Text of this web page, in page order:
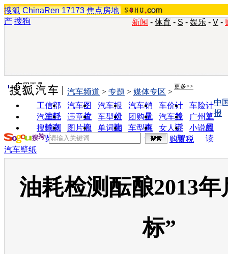
搜狐 ChinaRen 17173 焦点房地
产 搜狗 新闻 - 体育 - S - 娱乐 - V -
实用工具 更多>>
工信部
油耗
汽车图
片
汽车报
价
汽车销
量
车价计
算
车险计
算
汽车经
销商
违章查
询
车型对
比
团购优
惠
汽车投
诉
广州车
展
搜狗浏
览器
图片欣
赏
单词翻
车型查
询
女人宝
典
小说阅
读
汽车频道 > 专题 > 媒体专区 >
中
报
购置税
汽车壁纸
油耗检测酝酿2013年
标”